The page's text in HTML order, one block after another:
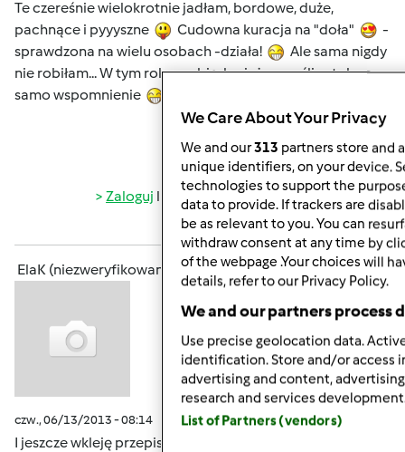
Te czereśnie wielokrotnie jadłam, bordowe, duże,
pachnące i pyyyszne
Cudowna kuracja na "doła"
-
sprawdzona na wielu osobach -działa!
Ale sama nigdy
nie robiłam... W tym roku zrobię, bo już mam ślinotok na
samo wspomnienie
Góra strony
Zaloguj lub zarejestruj sięaby dodawać
komentarze
ElaK (niezweryfikowany)
czw., 06/13/2013 - 08:14
I jeszcze wkleję przepis na
We Care About Your Privacy
We and our313 partners store and
unique identifiers, on your device.
technologies to support the
data to provide. If trackers are
be as relevant to you. You can
withdraw consent at any time by
of the webpage .Your choices will
details, refer to our Privacy Policy.
We and our partners process
Use precise geolocation data.
identification. Store and/or access
advertising and content,
research and services
List of Partners (vendors)